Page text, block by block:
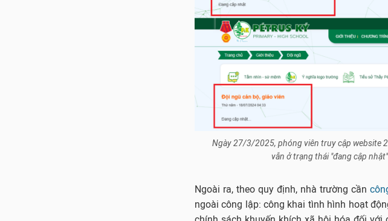
Ngày 27/3/2025, phóng viên truy cập website
vẫn ở trạng thái "đang cập
Ngoài ra, theo quy định, nhà trường cần
ngoài công lập: công khai tình hình hoạt